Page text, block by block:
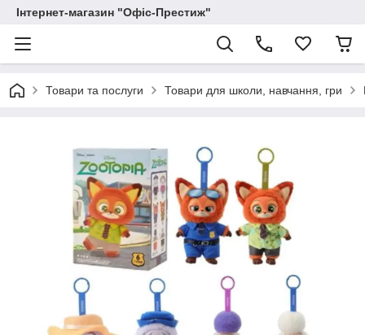
Інтернет-магазин "Офіс-Престиж"
Товари та послуги Товари для школи, навчання, гри